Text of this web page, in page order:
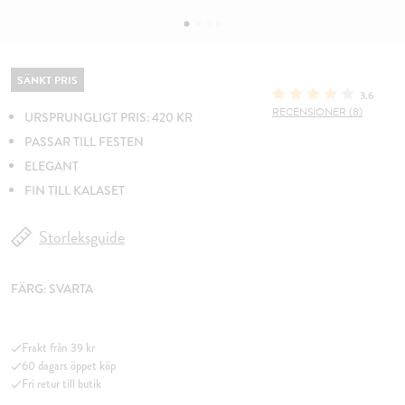
SÄNKT PRIS
URSPRUNGLIGT PRIS: 420 KR
PASSAR TILL FESTEN
ELEGANT
FIN TILL KALASET
3.6
RECENSIONER (8)
Storleksguide
FÄRG: SVARTA
Frakt från 39 kr
60 dagars öppet köp
Fri retur till butik